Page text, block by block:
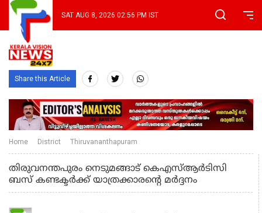
SAT AUG 8, 2026 02:56 PM IST
Share this Article
Home District Thiruvananthapuram
തിരുവനന്തപുരം നെടുമങ്ങാട് കെഎസ്ആര്‍ടിസി
ബസ് കണ്ടക്ടര്‍ക്ക് യാത്രക്കാരന്റെ മര്‍ദ്ദനം